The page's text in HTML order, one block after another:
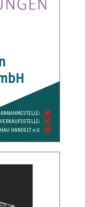
ANNAH­MESTELLE:
VERKAUFS­STELLE:
HANDELT e.V.